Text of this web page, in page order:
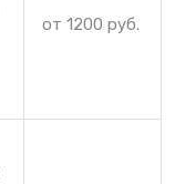
от 1200 руб.